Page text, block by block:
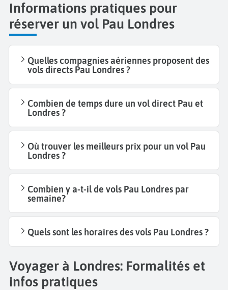
Informations pratiques pour
réserver un vol Pau Londres
Quelles compagnies aériennes proposent des
vols directs Pau Londres ?
Combien de temps dure un vol direct Pau et
Londres ?
Où trouver les meilleurs prix pour un vol Pau
Londres ?
Combien y a-t-il de vols Pau Londres par
semaine?
Quels sont les horaires des vols Pau Londres ?
Voyager à Londres: Formalités et
infos pratiques